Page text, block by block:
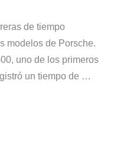
de tiempo
modelos de Porsche.
uno de los primeros
un tiempo de …